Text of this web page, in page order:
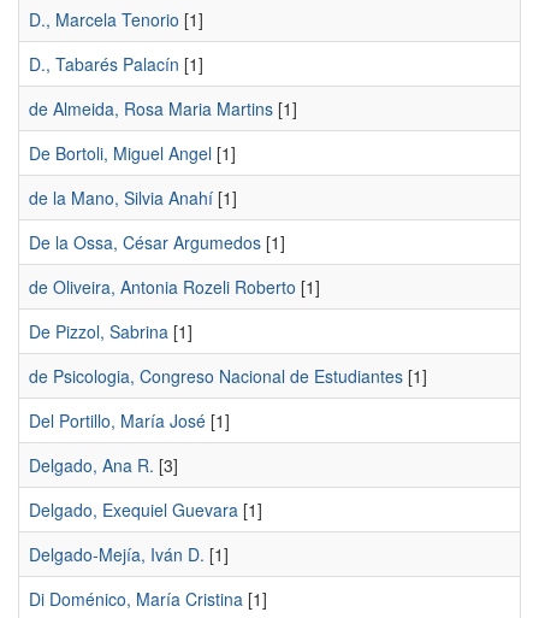
D., Marcela Tenorio [1]
D., Tabarés Palacín [1]
de Almeida, Rosa Maria Martins [1]
De Bortoli, Miguel Angel [1]
de la Mano, Silvia Anahí [1]
De la Ossa, César Argumedos [1]
de Oliveira, Antonia Rozeli Roberto [1]
De Pizzol, Sabrina [1]
de Psicologia, Congreso Nacional de Estudiantes [1]
Del Portillo, María José [1]
Delgado, Ana R. [3]
Delgado, Exequiel Guevara [1]
Delgado-Mejía, Iván D. [1]
Di Doménico, María Cristina [1]